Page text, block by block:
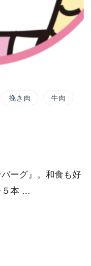
挽き肉 牛肉
ーグ』。和食も好
５本 …